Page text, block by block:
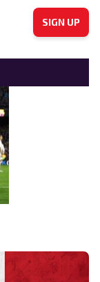
SIGN UP